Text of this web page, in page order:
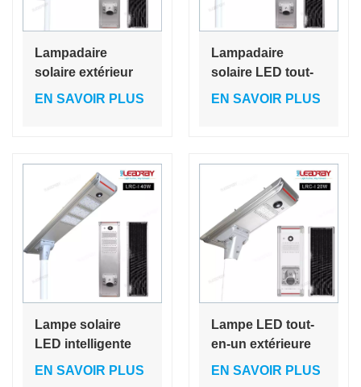
Lampadaire
solaire extérieur
intégré à LED 80
personnelle) pour
contrôle à
distance via
application mobile
EN SAVOIR PLUS
Lampadaire
solaire LED tout-
en-un 60 W à
intelligent,
contrôlable à
distance via
application mobile
EN SAVOIR PLUS
Lampe solaire
LED intelligente
extérieure avec
EN SAVOIR PLUS
Lampe LED tout-
en-un extérieure
20W intégrée,
EN SAVOIR PLUS